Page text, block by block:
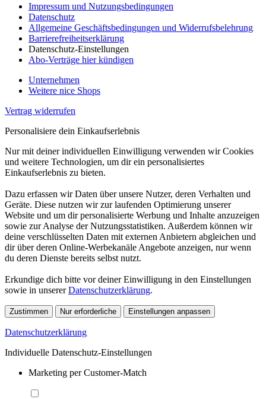
Impressum und Nutzungsbedingungen
Datenschutz
Allgemeine Geschäftsbedingungen und Widerrufsbelehrung
Barrierefreiheitserklärung
Datenschutz-Einstellungen
Abo-Verträge hier kündigen
Unternehmen
Weitere nice Shops
Vertrag widerrufen
Personalisiere dein Einkaufserlebnis
Nur mit deiner individuellen Einwilligung verwenden wir Cookies
und weitere Technologien, um dir ein personalisiertes
Einkaufserlebnis zu bieten.
Dazu erfassen wir Daten über unsere Nutzer, deren Verhalten und
Geräte. Diese nutzen wir zur laufenden Optimierung unserer
Website und um dir personalisierte Werbung und Inhalte anzuzeigen
sowie zur Analyse der Nutzungsstatistiken. Außerdem können wir
deine verschlüsselten Daten mit externen Anbietern abgleichen und
dir über deren Online-Werbekanäle Angebote anzeigen, nur wenn
du deren Dienste bereits selbst nutzt.
Erkundige dich bitte vor deiner Einwilligung in den Einstellungen
sowie in unsererDatenschutzerklärung.
Zustimmen Nur erforderliche Einstellungen anpassen
Datenschutzerklärung
Individuelle Datenschutz-Einstellungen
Marketing per Customer-Match